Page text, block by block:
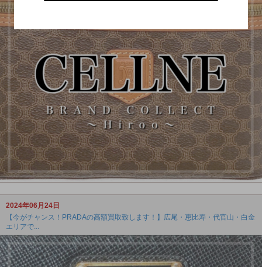
2024年06月24日
【今がチャンス！PRADAの高額買取致します！】広尾・恵比寿・代官山・白金
エリアで...